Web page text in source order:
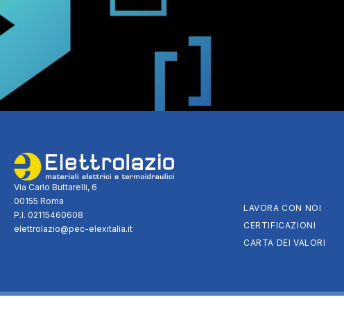
Via Carlo Buttarelli, 6
00155 Roma
P.I. 02115460608
elettrolazio@pec-elexitalia.it
LAVORA CON NOI
CERTIFICAZIONI
CARTA DEI VALORI